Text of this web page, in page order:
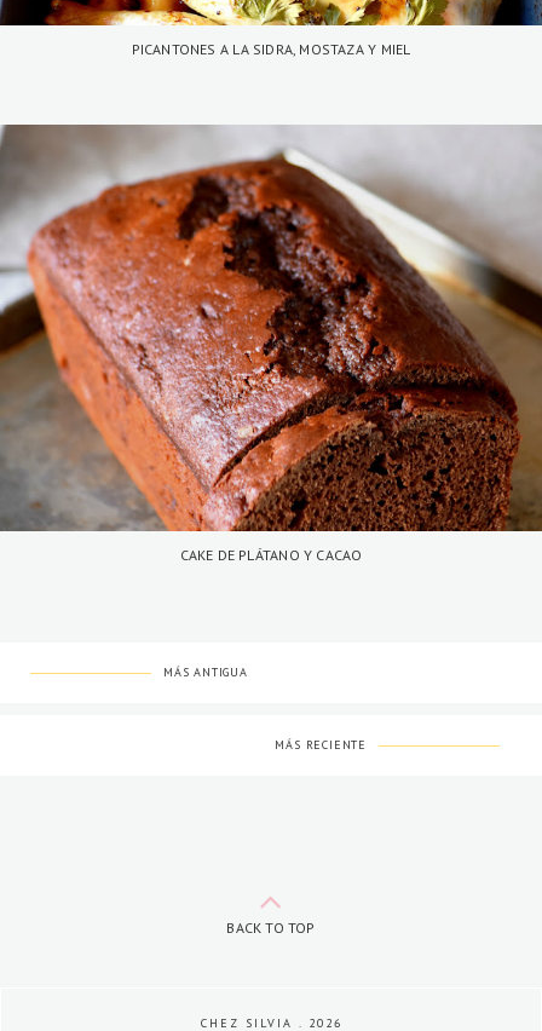
PICANTONES A LA SIDRA, MOSTAZA Y MIEL
CAKE DE PLÁTANO Y CACAO
MÁS ANTIGUA
MÁS RECIENTE
BACK TO TOP
CHEZ SILVIA . 2026